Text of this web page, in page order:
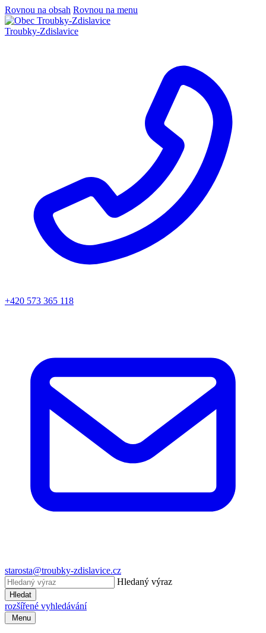
Rovnou na obsah Rovnou na menu
Troubky-Zdislavice
+420 573 365 118
starosta@troubky-zdislavice.cz
Hledaný výraz
Hledat
rozšířené vyhledávání
Menu